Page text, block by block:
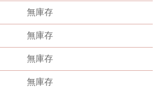
無庫存
無庫存
無庫存
無庫存